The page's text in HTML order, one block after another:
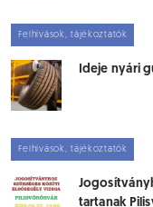
Felhívások, tájékoztatók
Ideje nyári
Felhívások, tájékoztatók
tartanak